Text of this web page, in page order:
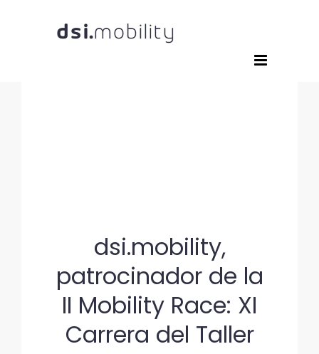
dsi.mobility,
patrocinador de la
II Mobility Race: XI
Carrera del Taller